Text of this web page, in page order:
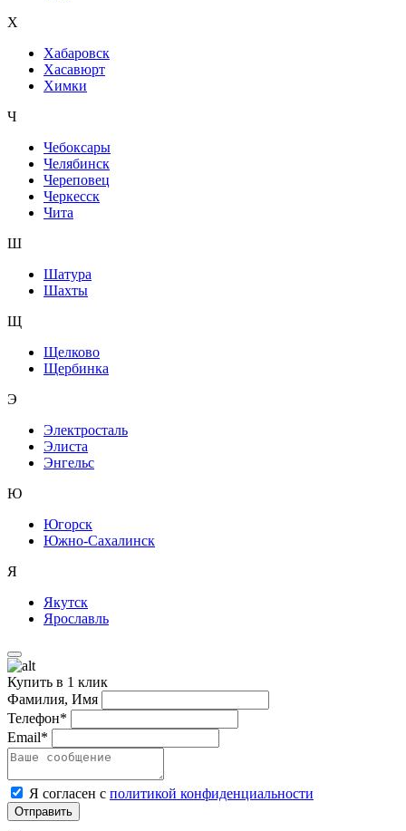
Х
Хабаровск
Хасавюрт
Химки
Ч
Чебоксары
Челябинск
Череповец
Черкесск
Чита
Ш
Шатура
Шахты
Щ
Щелково
Щербинка
Э
Электросталь
Элиста
Энгельс
Ю
Югорск
Южно-Сахалинск
Я
Якутск
Ярославль
Купить в 1 клик
Фамилия, Имя
Телефон*
Email*
Я согласен с политикой конфиденциальности